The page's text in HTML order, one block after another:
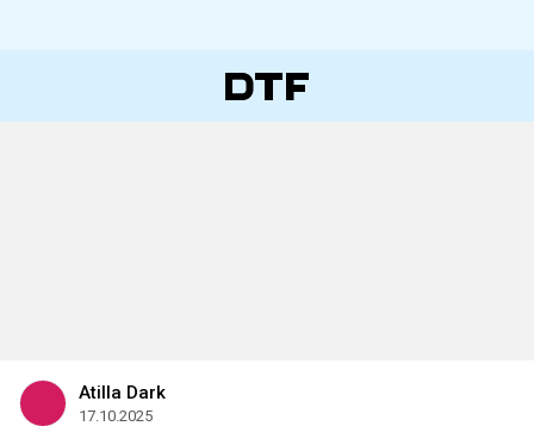
Atilla Dark
17.10.2025